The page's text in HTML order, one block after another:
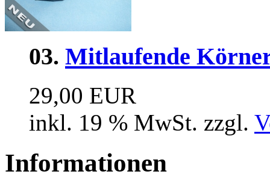
03. Mitlaufende
29,00 EUR
inkl. 19 % MwSt. zzgl.
Informationen